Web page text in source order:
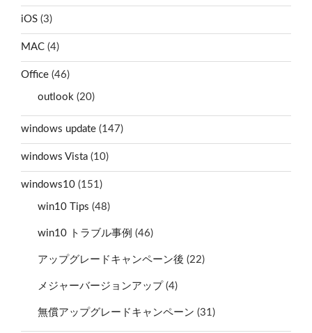
iOS (3)
MAC (4)
Office (46)
outlook (20)
windows update (147)
windows Vista (10)
windows10 (151)
win10 Tips (48)
win10 トラブル事例 (46)
アップグレードキャンペーン後 (22)
メジャーバージョンアップ(4)
無償アップグレードキャンペーン (31)